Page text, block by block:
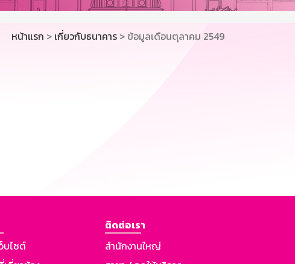
หน้าแรก > เกี่ยวกับธนาคาร > ข้อมูลเดือนตุลาคม 2549
บไซต์
ติดต่อเรา
สำนักงานใหญ่